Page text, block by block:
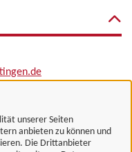
unserer Seiten
anbieten zu können und
Die Drittanbieter